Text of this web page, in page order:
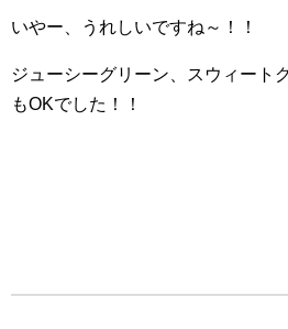
いやー、うれしいですね～！！
ジューシーグリーン、スウィート
もOKでした！！